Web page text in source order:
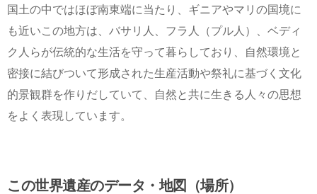
国土の中ではほぼ南東端に当たり、ギニアやマリの国境に
も近いこの地方は、バサリ人、フラ人（プル人）、ベディ
ク人らが伝統的な生活を守って暮らしており、自然環境と
密接に結びついて形成された生産活動や祭礼に基づく文化
的景観群を作りだしていて、自然と共に生きる人々の思想
をよく表現しています。
この世界遺産のデータ・地図（場所）